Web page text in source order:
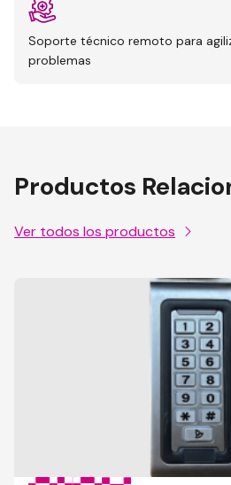
Soporte técnico remoto para
problemas
Productos
Ver todos los productos